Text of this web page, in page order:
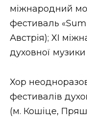
міжнародний
фестиваль
Австрія); ХІ
духовної
Хор
фестивалів
(м. Кошіце,